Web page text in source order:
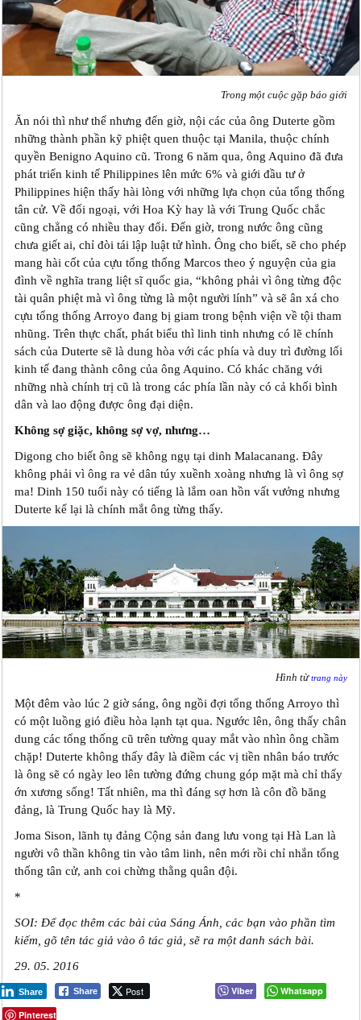
Trong một cuộc gặp báo giới
Ăn nói thì như thế nhưng đến giờ, nội các của ông Duterte gồm
những thành phần kỹ phiệt quen thuộc tại Manila, thuộc chính
quyền Benigno Aquino cũ. Trong 6 năm qua, ông Aquino đã đưa
phát triển kinh tế Philippines lên mức 6% và giới đầu tư ở
Philippines hiện thấy hài lòng với những lựa chọn của tổng thống
tân cử. Về đối ngoại, với Hoa Kỳ hay là với Trung Quốc chắc
cũng chẳng có nhiều thay đổi. Đến giờ, trong nước ông cũng
chưa giết ai, chỉ đòi tái lập luật tử hình. Ông cho biết, sẽ cho phép
mang hài cốt của cựu tổng thống Marcos theo ý‎ nguyện của gia
đình về nghĩa trang liệt sĩ quốc gia, “không phải vì ông từng độc
tài quân phiệt mà vì ông từng là một người lính” và sẽ ân xá cho
cựu tổng thống Arroyo đang bị giam trong bệnh viện về tội tham
nhũng. Trên thực chất, phát biểu thì linh tinh nhưng có lẽ chính
sách của Duterte sẽ là dung hòa với các phía và duy trì đường lối
kinh tế đang thành công của ông Aquino. Có khác chăng với
những nhà chính trị cũ là trong các phía lần này có cả khối bình
dân và lao động được ông đại diện.
Không sợ giặc, không sợ vợ, nhưng…
Digong cho biết ông sẽ không ngụ tại dinh Malacanang. Đây
không phải vì ông ra vẻ dân túy xuềnh xoàng nhưng là vì ông sợ
ma! Dinh 150 tuổi này có tiếng là lắm oan hồn vất vưởng nhưng
Duterte kể lại là chính mắt ông từng thấy.
Hình từtrang này
Một đêm vào lúc 2 giờ sáng, ông ngồi đợi tổng thống Arroyo thì
có một luồng gió điều hòa lạnh tạt qua. Ngước lên, ông thấy chân
dung các tổng thống cũ trên tường quay mắt vào nhìn ông chầm
chặp! Duterte không thấy đây là điềm các vị tiền nhân báo trước
là ông sẽ có ngày leo lên tường đứng chung góp mặt mà chỉ thấy
ớn xương sống! Tất nhiên, ma thì đáng sợ hơn là côn đồ băng
đảng, là Trung Quốc hay là Mỹ.
Joma Sison, lãnh tụ đảng Cộng sản đang lưu vong tại Hà Lan là
người vô thần không tin vào tâm linh, nên mới rồi chỉ nhắn tổng
thống tân cử, anh coi chừng thằng quân đội.
*
SOI: Để đọc thêm các bài của Sáng Ánh, các bạn vào phần tìm
kiếm, gõ tên tác giả vào ô tác giả, sẽ ra một danh sách bài.
29. 05. 2016
Share Post
Share Viber
Whatsapp
Pinterest